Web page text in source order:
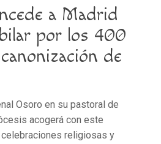
a Madrid
por los 400
de
Osoro en su pastoral de
acogerá con este
religiosas y